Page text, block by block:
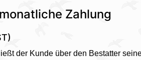
Zahlung
der Kunde über den Bestatter